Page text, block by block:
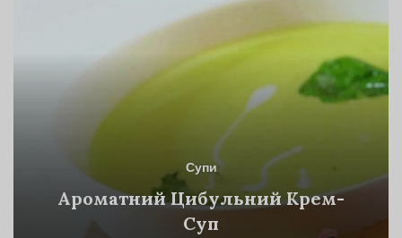
Супи
Ароматний Цибульний Крем-
Суп